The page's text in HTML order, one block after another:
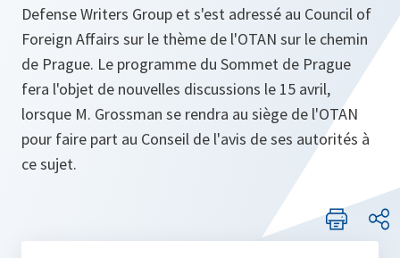
Defense Writers Group et s'est adressé au Council of
Foreign Affairs sur le thème de l'OTAN sur le chemin
de Prague. Le programme du Sommet de Prague
fera l'objet de nouvelles discussions le 15 avril,
lorsque M. Grossman se rendra au siège de l'OTAN
pour faire part au Conseil de l'avis de ses autorités à
ce sujet.